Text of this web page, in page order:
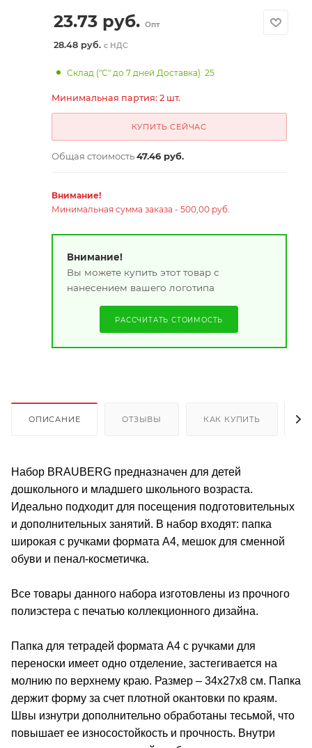
23.73руб. Опт
28.48 руб. с НДС
Склад ("С" до 7 дней Доставка): 25
Минимальная партия: 2 шт.
КУПИТЬ СЕЙЧАС
Общая стоимость47.46 руб.
Внимание!
Минимальная сумма заказа - 500,00 руб.
Внимание!
Вы можете купить этот товар с
нанесением вашего логотипа
РАССЧИТАТЬ СТОИМОСТЬ
ОПИСАНИЕ ОТЗЫВЫ КАК КУПИТЬ
Набор BRAUBERG предназначен для детей
дошкольного и младшего школьного возраста.
Идеально подходит для посещения подготовительных
и дополнительных занятий. В набор входят: папка
широкая с ручками формата А4, мешок для сменной
обуви и пенал-косметичка.
Все товары данного набора изготовлены из прочного
полиэстера с печатью коллекционного дизайна.
Папка для тетрадей формата А4 с ручками для
переноски имеет одно отделение, застегивается на
молнию по верхнему краю. Размер – 34х27х8 см. Папка
держит форму за счет плотной окантовки по краям.
Швы изнутри дополнительно обработаны тесьмой, что
повышает ее износостойкость и прочность. Внутри